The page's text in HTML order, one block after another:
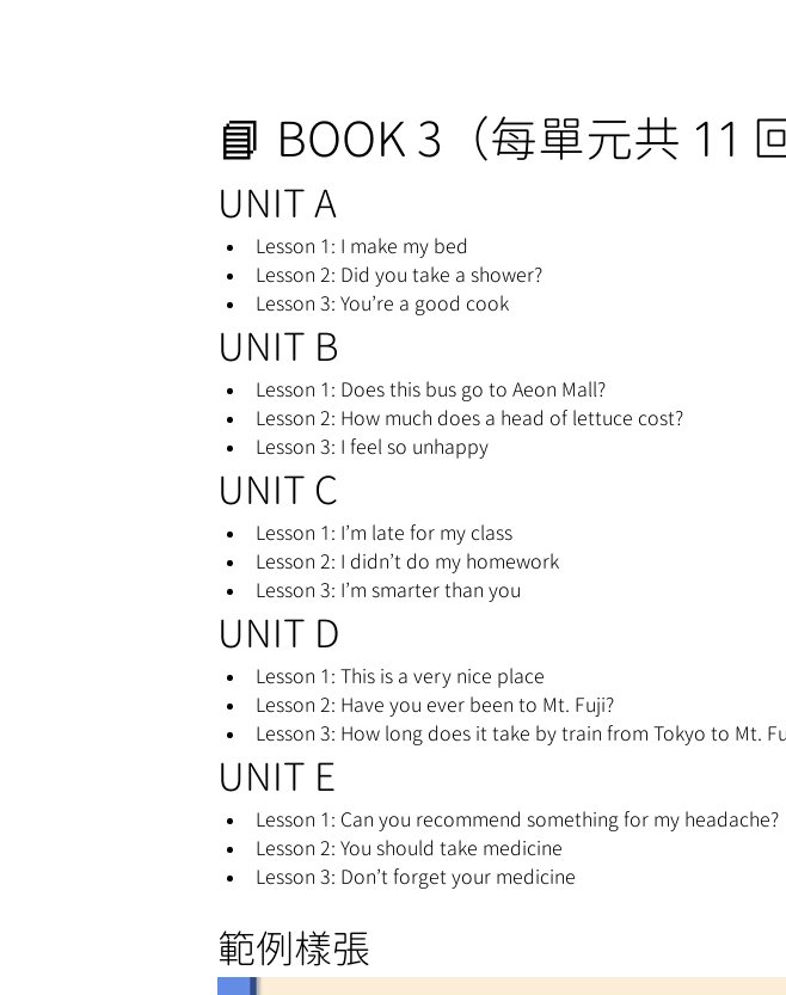
📘 BOOK 3（每單元共 11
UNIT A
Lesson 1: I make my bed
Lesson 2: Did you take a shower?
Lesson 3: You’re a good cook
UNIT B
Lesson 1: Does this bus go to Aeon Mall?
Lesson 2: How much does a head of lettuce cost?
Lesson 3: I feel so unhappy
UNIT C
Lesson 1: I’m late for my class
Lesson 2: I didn’t do my homework
Lesson 3: I’m smarter than you
UNIT D
Lesson 1: This is a very nice place
Lesson 2: Have you ever been to Mt. Fuji?
Lesson 3: How long does it take by train from Tokyo to Mt.
UNIT E
Lesson 1: Can you recommend something for my headache?
Lesson 2: You should take medicine
Lesson 3: Don’t forget your medicine
範例樣張